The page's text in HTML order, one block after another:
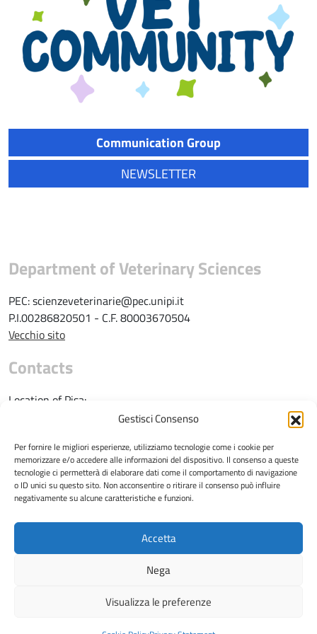
Gestisci Consenso
Per fornire le migliori esperienze, utilizziamo tecnologie come i cookie per
memorizzare e/o accedere alle informazioni del dispositivo. Il consenso a queste
tecnologie ci permetterà di elaborare dati come il comportamento di navigazione
o ID unici su questo sito. Non acconsentire o ritirare il consenso può influire
negativamente su alcune caratteristiche e funzioni.
Accetta
Nega
Visualizza le preferenze
Communication Group
NEWSLETTER
Department of Veterinary Sciences
PEC: scienzeveterinarie@pec.unipi.it
P.I.00286820501 - C.F. 80003670504
Vecchio sito
Contacts
Location of Pisa:
Telephone: 050 2216725
e-mail:direzione@vet.unipi.it
Location of San Piero a Grado:
direzione.sanitaria@vet.unipi.it